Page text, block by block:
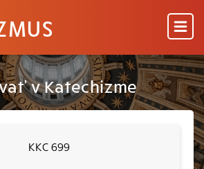
v Katechizme
KKC 699